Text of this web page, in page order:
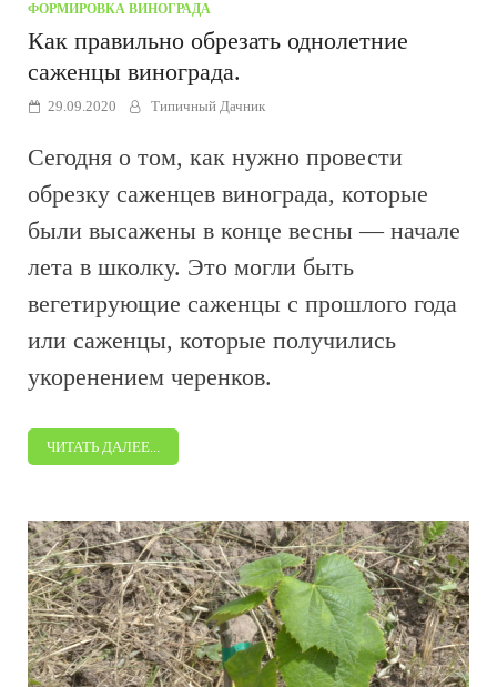
ФОРМИРОВКА ВИНОГРАДА
Как правильно обрезать однолетние
саженцы винограда.
29.09.2020 Типичный Дачник
Сегодня о том, как нужно провести
обрезку саженцев винограда, которые
были высажены в конце весны — начале
лета в школку. Это могли быть
вегетирующие саженцы с прошлого года
или саженцы, которые получились
укоренением черенков.
ЧИТАТЬ ДАЛЕЕ...